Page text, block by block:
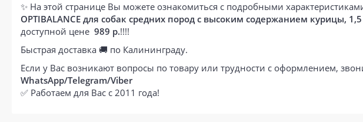
✨ На этой странице Вы можете ознакомиться с подробными
OPTIBALANCE для собак средних пород с высоким содержанием курицы,
доступной цене 989 р.!!!!
Быстрая доставка 🚚 по Калининграду.
Если у Вас возникают вопросы по товару или трудности с оформлением,
WhatsApp/Telegram/Viber
✅ Работаем для Вас с 2011 года!